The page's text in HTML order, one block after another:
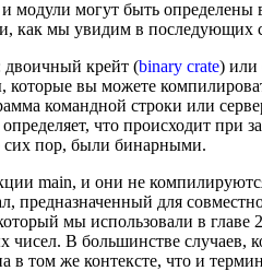
модули могут быть определены
как мы увидим в последующих
крейт (binary crate) или
вы можете
командной строки или
определяет, что происходит при
сих пор, были бинарными.
main, и они не
предназначенный для
мы использовали в главе
В большинстве случаев,
в том же контексте, что и